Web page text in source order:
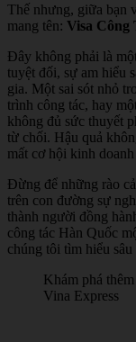
Thế nhưng, giữa bạn
mang tên: Visa Công
Đây không phải là
tuyệt đối, sự am hiểu
gia. Một sai sót nhỏ
trình công tác, hay
không đủ sức thuyết
từ chối. Hậu quả
mất cơ hội kinh
Đừng để những rào
trên con đường sự
thành người đồng
công tác Hàn Quốc
chúng tôi tìm hiểu
Khám phá thêm
Vina Express